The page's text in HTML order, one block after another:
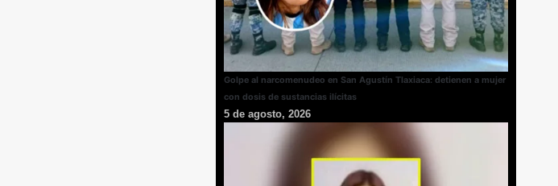
Golpe al narcomenudeo en San Agustín Tlaxiaca: detienen a mujer
con dosis de sustancias ilícitas
5 de agosto, 2026